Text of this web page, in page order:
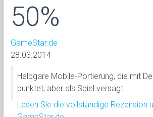
50%
GameStar.de
28.03.2014
Halbgare Mobile-Portierung, die mit
punktet, aber als Spiel versagt.
Lesen Sie die vollständige Rezension